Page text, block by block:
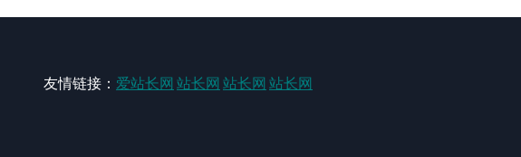
友情链接： 爱站长网 站长网 站长网 站长网